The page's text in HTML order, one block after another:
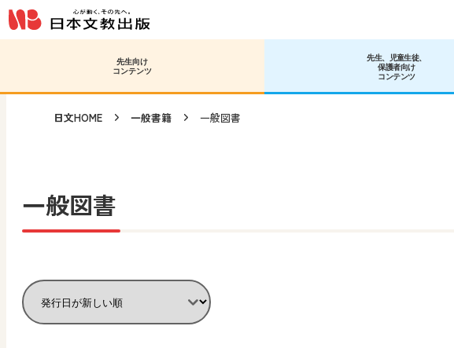
メインコンテンツへ移動
サブコンテンツへ移動
先生向け
コンテンツ
先生、児童生徒、
保護者向け
コンテンツ
日文HOME 一般書籍 一般図書
一般図書